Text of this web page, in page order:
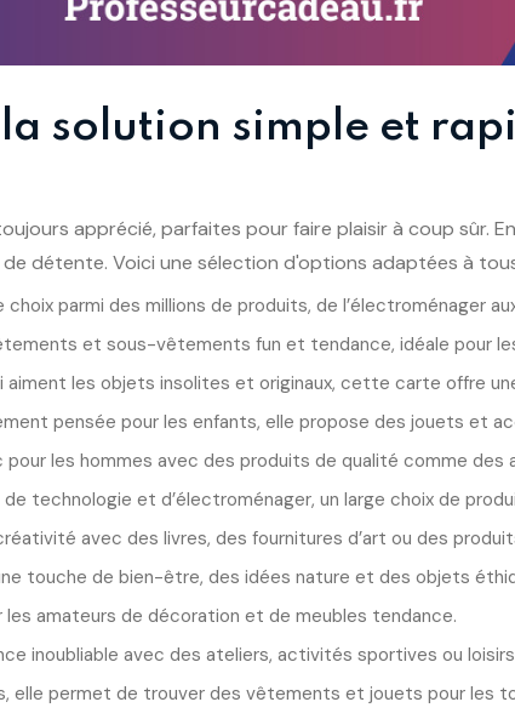
la solution simple et
apprécié, parfaites pour faire plaisir à coup sûr.
détente. Voici une sélection d'options adaptées à
choix parmi des millions de produits, de l’électroménager
et sous-vêtements fun et tendance, idéale pour
aiment les objets insolites et originaux, cette carte offre
pensée pour les enfants, elle propose des jouets et
pour les hommes avec des produits de qualité comme
de technologie et d’électroménager, un large choix de
avec des livres, des fournitures d’art ou des
touche de bien-être, des idées nature et des objets
les amateurs de décoration et de meubles tendance.
inoubliable avec des ateliers, activités sportives ou
elle permet de trouver des vêtements et jouets pour